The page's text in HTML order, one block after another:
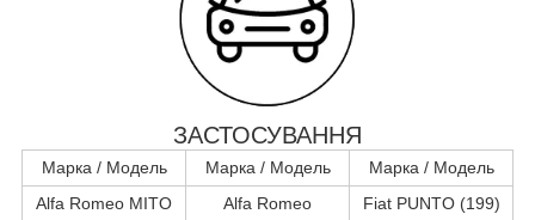
ЗАСТОСУВАННЯ
Марка / Модель Марка / Модель
Марка / Модель
Alfa Romeo MITO
Alfa Romeo
Fiat PUNTO (199)